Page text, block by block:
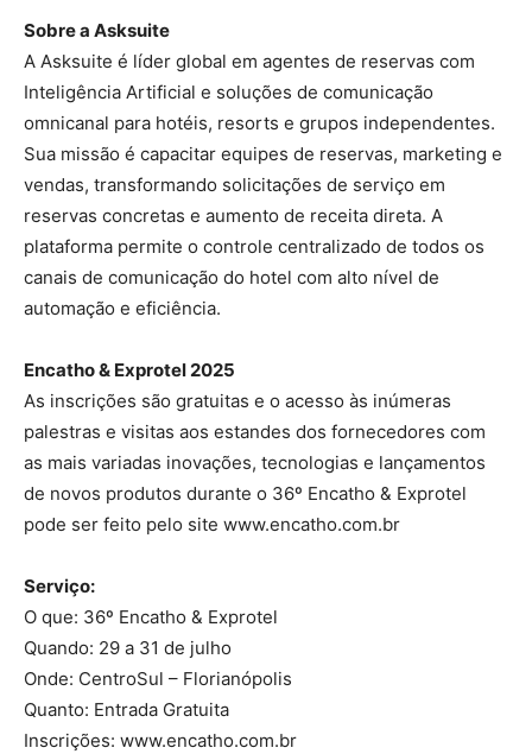
Sobre a Asksuite
A Asksuite é líder global em agentes de reservas com
Inteligência Artificial e soluções de comunicação
omnicanal para hotéis, resorts e grupos independentes.
Sua missão é capacitar equipes de reservas, marketing e
vendas, transformando solicitações de serviço em
reservas concretas e aumento de receita direta. A
plataforma permite o controle centralizado de todos os
canais de comunicação do hotel com alto nível de
automação e eficiência.
Encatho & Exprotel 2025
As inscrições são gratuitas e o acesso às inúmeras
palestras e visitas aos estandes dos fornecedores com
as mais variadas inovações, tecnologias e lançamentos
de novos produtos durante o 36º Encatho & Exprotel
pode ser feito pelo site www.encatho.com.br
Serviço:
O que: 36º Encatho & Exprotel
Quando: 29 a 31 de julho
Onde: CentroSul – Florianópolis
Quanto: Entrada Gratuita
Inscrições: www.encatho.com.br